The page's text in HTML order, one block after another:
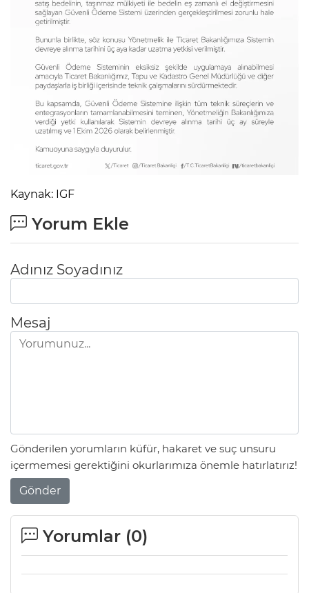
Kaynak: IGF
Yorum Ekle
Adınız Soyadınız
Mesaj
Gönderilen yorumların küfür, hakaret ve suç unsuru
içermemesi gerektiğini okurlarımıza önemle hatırlatırız!
Gönder
Yorumlar (0)